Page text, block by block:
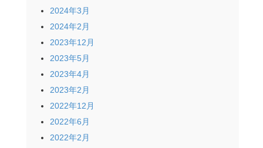
2024年3月
2024年2月
2023年12月
2023年5月
2023年4月
2023年2月
2022年12月
2022年6月
2022年2月